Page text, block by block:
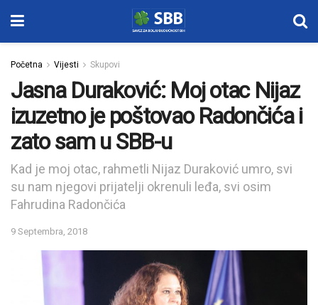
Početna Vijesti Skupovi
Jasna Duraković: Moj otac Nijaz
izuzetno je poštovao Radončića i
zato sam u SBB-u
Kad je moj otac, rahmetli Nijaz Duraković umro, svi
su nam njegovi prijatelji okrenuli leđa, svi osim
Fahrudina Radončića
9 Septembra, 2018